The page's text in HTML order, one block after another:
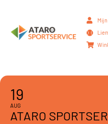
19
AUG
ATARO